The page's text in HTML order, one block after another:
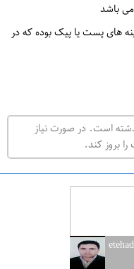
ف
ر
ت
ه
ر
ا
ص
ف
می باشد
های پست یا پیک بوده که در
است. در صورت نیاز
بروز کند.